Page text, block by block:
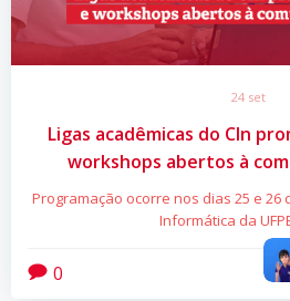
24 set
Ligas acadêmicas do CIn
workshops abertos à
Programação ocorre nos dias 25 e 26
Informática da
0